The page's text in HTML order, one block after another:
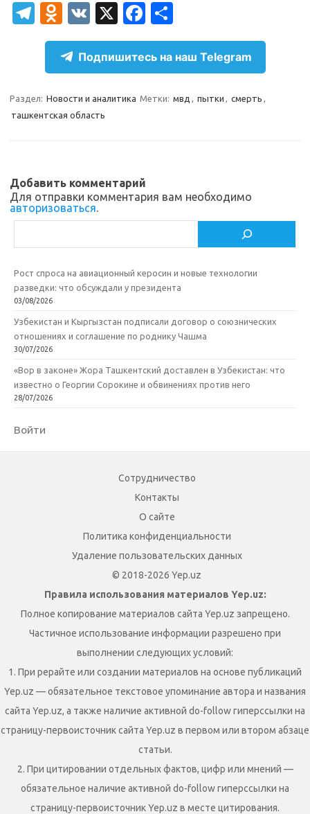
T
el
gr
a
m
O
d
n
o
kl
as
i
V
K
X
Fa
c
e
b
o
т
п
р
а
ь
Подпишитесь на наш Telegram
Раздел: Новости и аналитика Метки: мвд , пытки , смерть ,
ташкентская область
Добавить комментарий
Для отправки комментария вам необходимо
авторизоваться.
Рост спроса на авиационный керосин и новые технологии
разведки: что обсуждали у президента
03/08/2026
Узбекистан и Кыргызстан подписали договор о союзнических
отношениях и соглашение по роднику Чашма
30/07/2026
«Вор в законе» Жора Ташкентский доставлен в Узбекистан: что
известно о Георгии Сорокине и обвинениях против него
28/07/2026
Войти
Сотрудничество
Контакты
О сайте
Политика конфиденциальности
Удаление пользовательских данных
© 2018-2026 Yep.uz
Правила использования материалов Yep.uz:
Полное копирование материалов сайта Yep.uz запрещено.
Частичное использование информации разрешено при
выполнении следующих условий:
1. При рерайте или создании материалов на основе публикаций
Yep.uz — обязательное текстовое упоминание автора и названия
сайта Yep.uz, а также наличие активной do-follow гиперссылки на
страницу-первоисточник сайта Yep.uz в первом или втором абзаце
статьи.
2. При цитировании отдельных фактов, цифр или мнений —
обязательное наличие активной do-follow гиперссылки на
страницу-первоисточник Yep.uz в месте цитирования.